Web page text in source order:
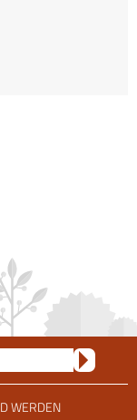
WERDEN